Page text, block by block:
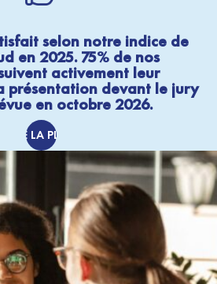
selon notre indice de
en 2025. 75% de nos
activement leur
présentation devant le jury
en octobre 2026.
TÉLÉ LA PLAQ